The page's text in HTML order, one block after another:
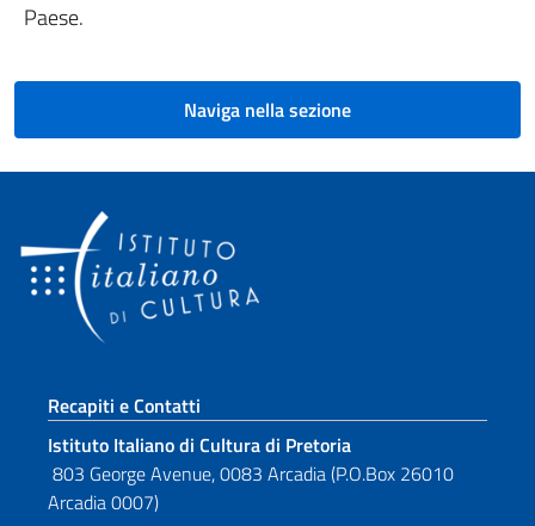
Paese.
Naviga nella sezione
Sezione footer
Recapiti e Contatti
Istituto Italiano di Cultura di Pretoria
803 George Avenue, 0083 Arcadia (P.O.Box 26010
Arcadia 0007)